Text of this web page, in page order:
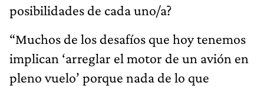
posibilidades de cada uno/a?
“Muchos de los desafíos que hoy tenemos
implican ‘arreglar el motor de un avión en
pleno vuelo’ porque nada de lo que